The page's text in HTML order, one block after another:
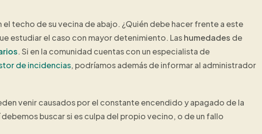
el techo de su vecina de abajo. ¿Quién debe hacer frente a este
estudiar el caso con mayor detenimiento. Lashumedades de
. Si en la comunidad cuentas con un especialista de
de incidencias, podríamos además de informar al administrador
venir causados por el constante encendido y apagado de la
buscar si es culpa del propio vecino, o de un fallo